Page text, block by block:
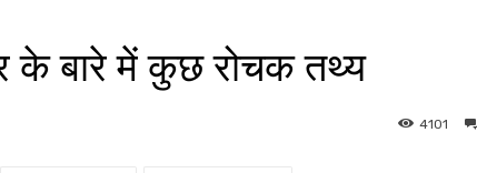
के बारे में कुछ रोचक तथ्य
4101